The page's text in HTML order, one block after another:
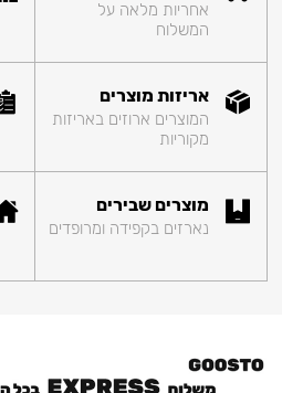
אחריות מלאה על
המשלוח
אריזות מוצרים
המוצרים ארוזים באריזות
מקוריות
מוצרים שבירים
נארזים בקפידה ומרופדים